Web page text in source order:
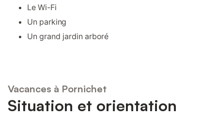
Le Wi-Fi
Un parking
Un grand jardin arboré
Vacances à Pornichet
Situation et orientation